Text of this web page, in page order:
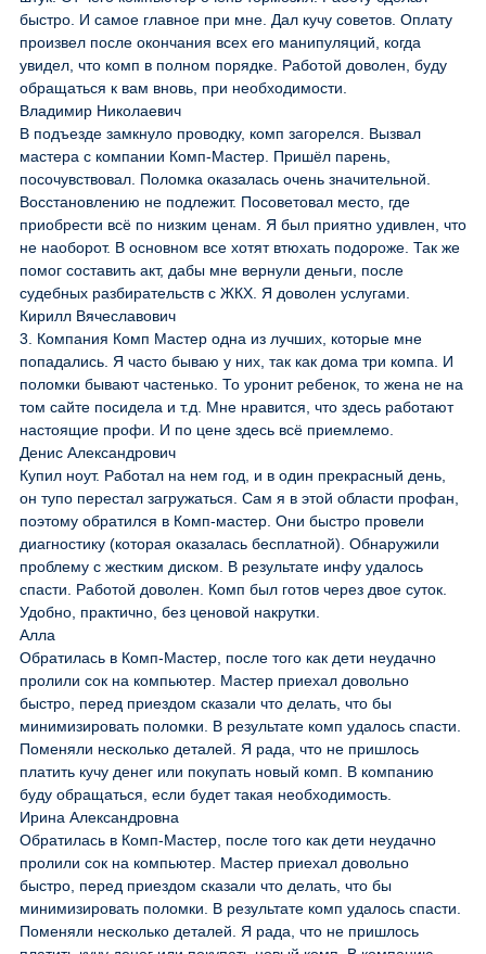
быстро. И самое главное при мне. Дал кучу советов. Оплату
произвел после окончания всех его манипуляций, когда
увидел, что комп в полном порядке. Работой доволен, буду
обращаться к вам вновь, при необходимости.
Владимир Николаевич
В подъезде замкнуло проводку, комп загорелся. Вызвал
мастера с компании Комп-Мастер. Пришёл парень,
посочувствовал. Поломка оказалась очень значительной.
Восстановлению не подлежит. Посоветовал место, где
приобрести всё по низким ценам. Я был приятно удивлен, что
не наоборот. В основном все хотят втюхать подороже. Так же
помог составить акт, дабы мне вернули деньги, после
судебных разбирательств с ЖКХ. Я доволен услугами.
Кирилл Вячеславович
3. Компания Комп Мастер одна из лучших, которые мне
попадались. Я часто бываю у них, так как дома три компа. И
поломки бывают частенько. То уронит ребенок, то жена не на
том сайте посидела и т.д. Мне нравится, что здесь работают
настоящие профи. И по цене здесь всё приемлемо.
Денис Александрович
Купил ноут. Работал на нем год, и в один прекрасный день,
он тупо перестал загружаться. Сам я в этой области профан,
поэтому обратился в Комп-мастер. Они быстро провели
диагностику (которая оказалась бесплатной). Обнаружили
проблему с жестким диском. В результате инфу удалось
спасти. Работой доволен. Комп был готов через двое суток.
Удобно, практично, без ценовой накрутки.
Алла
Обратилась в Комп-Мастер, после того как дети неудачно
пролили сок на компьютер. Мастер приехал довольно
быстро, перед приездом сказали что делать, что бы
минимизировать поломки. В результате комп удалось спасти.
Поменяли несколько деталей. Я рада, что не пришлось
платить кучу денег или покупать новый комп. В компанию
буду обращаться, если будет такая необходимость.
Ирина Александровна
Обратилась в Комп-Мастер, после того как дети неудачно
пролили сок на компьютер. Мастер приехал довольно
быстро, перед приездом сказали что делать, что бы
минимизировать поломки. В результате комп удалось спасти.
Поменяли несколько деталей. Я рада, что не пришлось